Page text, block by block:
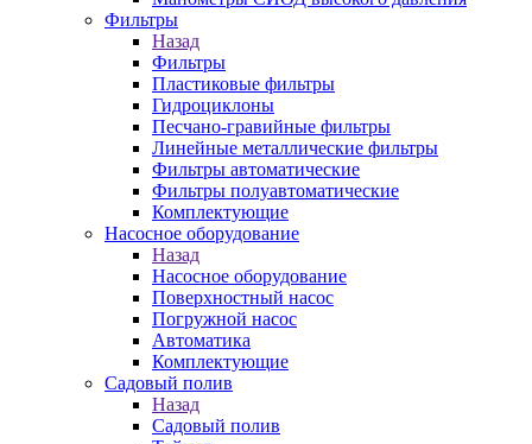
Фильтры
Назад
Фильтры
Пластиковые фильтры
Гидроциклоны
Песчано-гравийные фильтры
Линейные металлические фильтры
Фильтры автоматические
Фильтры полуавтоматические
Комплектующие
Насосное оборудование
Назад
Насосное оборудование
Поверхностный насос
Погружной насос
Автоматика
Комплектующие
Садовый полив
Назад
Садовый полив